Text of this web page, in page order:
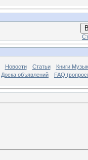
Новости Статьи
Книги
Доска объявлений
FAQ